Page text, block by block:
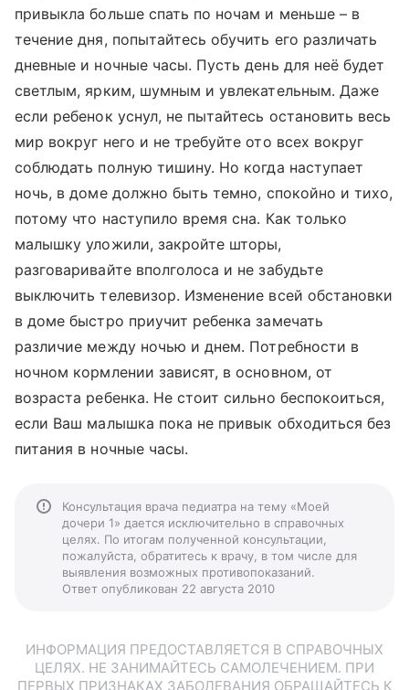
привыкла больше спать по ночам и меньше – в
течение дня, попытайтесь обучить его различать
дневные и ночные часы. Пусть день для неё будет
светлым, ярким, шумным и увлекательным. Даже
если ребенок уснул, не пытайтесь остановить весь
мир вокруг него и не требуйте ото всех вокруг
соблюдать полную тишину. Но когда наступает
ночь, в доме должно быть темно, спокойно и тихо,
потому что наступило время сна. Как только
малышку уложили, закройте шторы,
разговаривайте вполголоса и не забудьте
выключить телевизор. Изменение всей обстановки
в доме быстро приучит ребенка замечать
различие между ночью и днем. Потребности в
ночном кормлении зависят, в основном, от
возраста ребенка. Не стоит сильно беспокоиться,
если Ваш малышка пока не привык обходиться без
питания в ночные часы.
Консультация врача педиатра на тему «Моей
дочери 1» дается исключительно в справочных
целях. По итогам полученной консультации,
пожалуйста, обратитесь к врачу, в том числе для
выявления возможных противопоказаний.
Ответ опубликован 22 августа 2010
ИНФОРМАЦИЯ ПРЕДОСТАВЛЯЕТСЯ В СПРАВОЧНЫХ
ЦЕЛЯХ. НЕ ЗАНИМАЙТЕСЬ САМОЛЕЧЕНИЕМ. ПРИ
ПЕРВЫХ ПРИЗНАКАХ ЗАБОЛЕВАНИЯ ОБРАЩАЙТЕСЬ К